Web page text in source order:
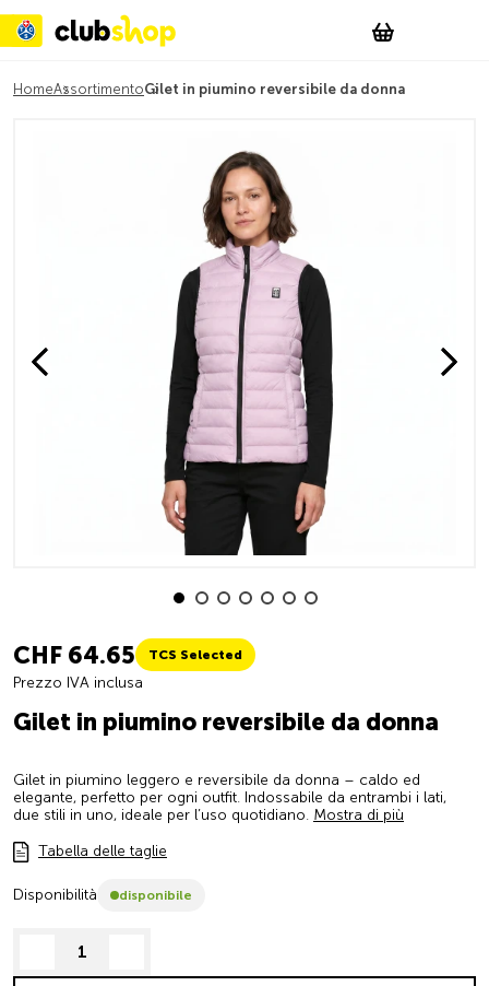
Account
WishList
HomeAssortimentoGilet in piumino reversibile da donna
CHF 64.65 TCS Selected
Prezzo IVA inclusa
Gilet in piumino reversibile da donna
Gilet in piumino leggero e reversibile da donna – caldo ed
elegante, perfetto per ogni outfit. Indossabile da entrambi i lati,
due stili in uno, ideale per l’uso quotidiano. Mostra di più
Tabella delle taglie
Disponibilità disponibile
decrease quantity